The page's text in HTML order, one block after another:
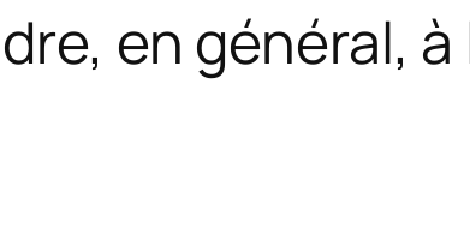
en général, à